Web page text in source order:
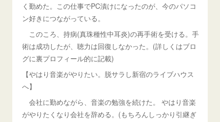
く勤めた。この仕事でPC漬けになったのが、今のパソコ
ン好きにつながっている。
このころ、持病(真珠種性中耳炎)の再手術を受ける。手
術は成功したが、聴力は回復しなかった。(詳しくはブロ
グに裏プロフィール的に記載)
【やはり音楽がやりたい。脱サラし新宿のライブハウス
へ】
会社に勤めながら、音楽の勉強を続けた。 やはり音楽
がやりたくなり会社を辞める。(もちろんしっかり引継ぎ